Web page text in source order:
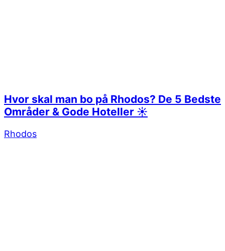
Hvor skal man bo på Rhodos? De 5 Bedste
Områder & Gode Hoteller ☀️
Rhodos